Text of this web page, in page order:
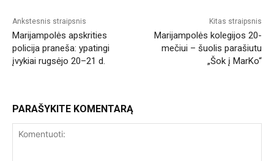
Ankstesnis straipsnis
Marijampolės apskrities
policija praneša: ypatingi
įvykiai rugsėjo 20–21 d.
Kitas straipsnis
Marijampolės kolegijos 20-
mečiui – šuolis parašiutu
„Šok į MarKo“
PARAŠYKITE KOMENTARĄ